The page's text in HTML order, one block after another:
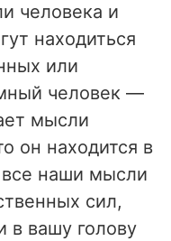
человека и
находиться
или
человек —
мысли
он находится в
наши мысли
сил,
в вашу голову